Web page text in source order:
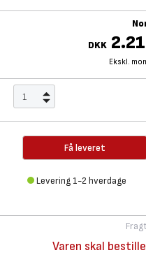
DKK
Ekskl.
Få leveret
Levering 1-2 hverdage
Varen skal